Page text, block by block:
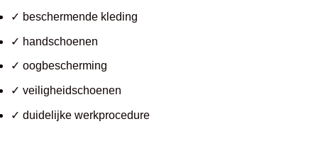
✓ beschermende kleding
✓ handschoenen
✓ oogbescherming
✓ veiligheidschoenen
✓ duidelijke werkprocedure